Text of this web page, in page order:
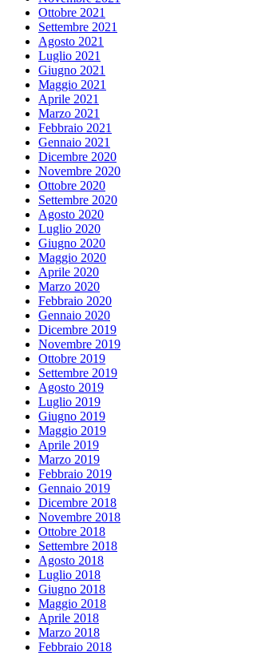
Ottobre 2021
Settembre 2021
Agosto 2021
Luglio 2021
Giugno 2021
Maggio 2021
Aprile 2021
Marzo 2021
Febbraio 2021
Gennaio 2021
Dicembre 2020
Novembre 2020
Ottobre 2020
Settembre 2020
Agosto 2020
Luglio 2020
Giugno 2020
Maggio 2020
Aprile 2020
Marzo 2020
Febbraio 2020
Gennaio 2020
Dicembre 2019
Novembre 2019
Ottobre 2019
Settembre 2019
Agosto 2019
Luglio 2019
Giugno 2019
Maggio 2019
Aprile 2019
Marzo 2019
Febbraio 2019
Gennaio 2019
Dicembre 2018
Novembre 2018
Ottobre 2018
Settembre 2018
Agosto 2018
Luglio 2018
Giugno 2018
Maggio 2018
Aprile 2018
Marzo 2018
Febbraio 2018